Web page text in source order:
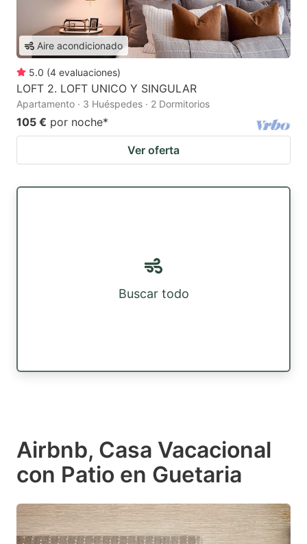
Aire acondicionado
5.0 (4 evaluaciones)
LOFT 2. LOFT UNICO Y SINGULAR
Apartamento · 3 Huéspedes · 2 Dormitorios
105 € por noche*
Ver oferta
Buscar todo
Airbnb, Casa Vacacional
con Patio en Guetaria